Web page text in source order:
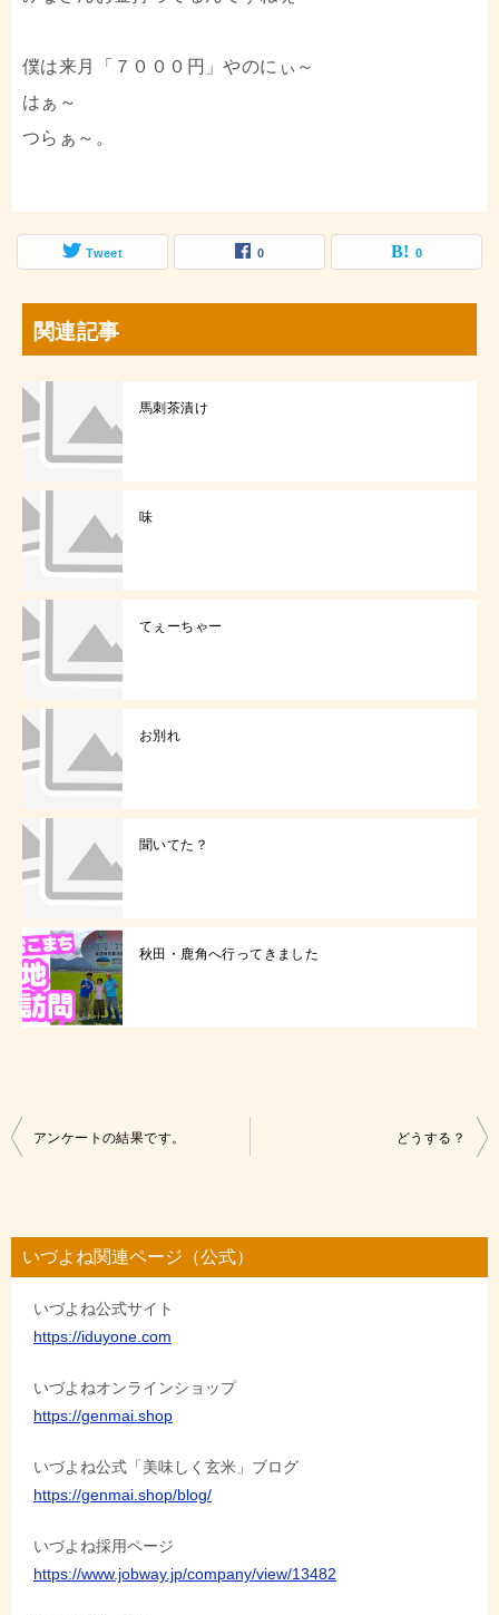
僕は来月「７０００円」やのにぃ～
はぁ～
つらぁ～。
Tweet 0 0
関連記事
馬刺茶漬け
味
てぇーちゃー
お別れ
聞いてた？
秋田・鹿角へ行ってきました
投
ビ
ゲ
アンケートの結果です。 どうする？
いづよね関連ページ（公式）
いづよね公式サイト
https://iduyone.com
いづよねオンラインショップ
https://genmai.shop
いづよね公式「美味しく玄米」ブログ
https://genmai.shop/blog/
いづよね採用ページ
https://www.jobway.jp/company/view/13482